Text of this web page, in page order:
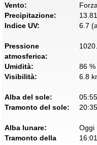
Vento:
Precipitazione:
Indice UV:
6.7
Pressione
atmosferica:
Umidità:
86 %
Visibilità:
6.8
Alba del sole:
05:55
Tramonto del sole:
20:35
Alba lunare:
Oggi
Tramonto della
16:01